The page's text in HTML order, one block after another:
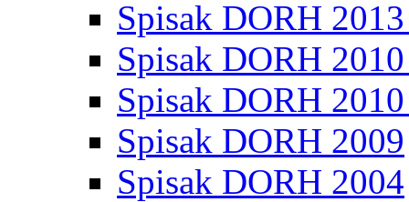
Spisak DORH
Spisak DORH
Spisak DORH
Spisak DORH 2009
Spisak DORH 2004